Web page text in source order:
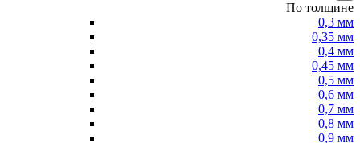
По толщине
0,3 мм
0,35 мм
0,4 мм
0,45 мм
0,5 мм
0,6 мм
0,7 мм
0,8 мм
0,9 мм